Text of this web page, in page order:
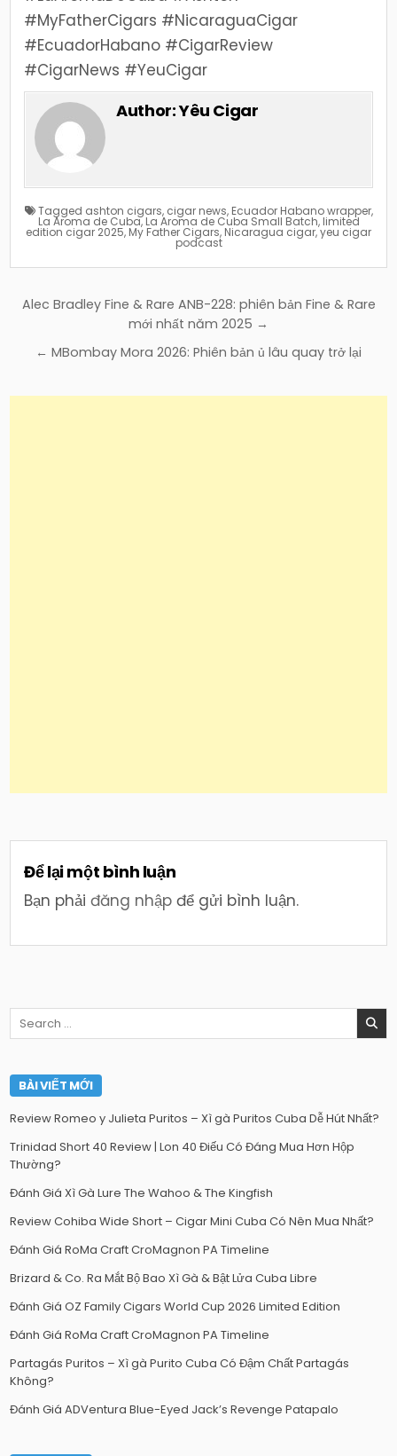
#MyFatherCigars #NicaraguaCigar
#EcuadorHabano #CigarReview
#CigarNews #YeuCigar
Author:Yêu Cigar
Tagged ashton cigars, cigar news, Ecuador Habano wrapper,
La Aroma de Cuba,La Aroma de Cuba Small Batch, limited
edition cigar 2025, My Father Cigars, Nicaragua cigar,yeu cigar
podcast
Điều
bài
Alec Bradley Fine & Rare ANB-228: phiên bản Fine & Rare
mới nhất năm 2025 →
← MBombay Mora 2026: Phiên bản ủ lâu quay trở lại
Để lại một bình luận
Bạn phảiđăng nhập để gửi bình luận.
Search
BÀI VIẾT MỚI
Review Romeo y Julieta Puritos – Xì gà Puritos Cuba Dễ Hút Nhất?
Trinidad Short 40 Review | Lon 40 Điếu Có Đáng Mua Hơn Hộp
Thường?
Đánh Giá Xì Gà Lure The Wahoo & The Kingfish
Review Cohiba Wide Short – Cigar Mini Cuba Có Nên Mua Nhất?
Đánh Giá RoMa Craft CroMagnon PA Timeline
Brizard & Co. Ra Mắt Bộ Bao Xì Gà & Bật Lửa Cuba Libre
Đánh Giá OZ Family Cigars World Cup 2026 Limited Edition
Đánh Giá RoMa Craft CroMagnon PA Timeline
Partagás Puritos – Xì gà Purito Cuba Có Đậm Chất Partagás
Không?
Đánh Giá ADVentura Blue-Eyed Jack’s Revenge Patapalo